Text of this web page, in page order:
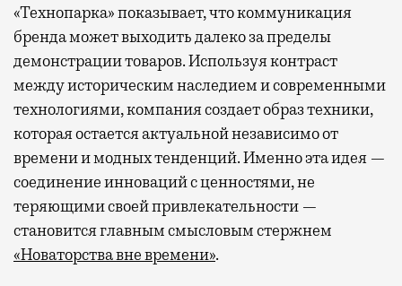
«Технопарка» показывает, что коммуникация
бренда может выходить далеко за пределы
демонстрации товаров. Используя контраст
между историческим наследием и современными
технологиями, компания создает образ техники,
которая остается актуальной независимо от
времени и модных тенденций. Именно эта идея —
соединение инноваций с ценностями, не
теряющими своей привлекательности —
становится главным смысловым стержнем
«Новаторства вне времени».